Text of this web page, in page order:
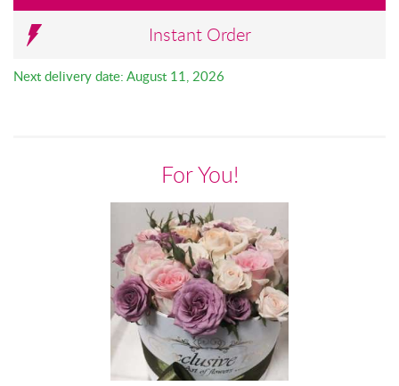
Instant Order
Next delivery date: August 11, 2026
For You!